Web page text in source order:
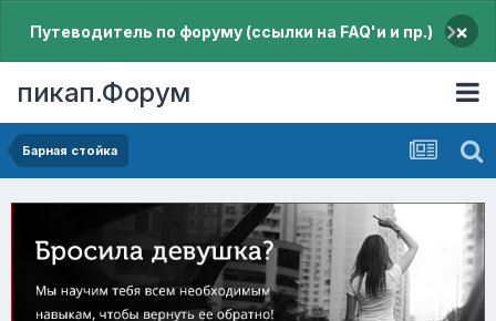
Путеводитель по форуму (ссылки на FAQ'и и пр.) ×
пикап.Форум
Барная стойка